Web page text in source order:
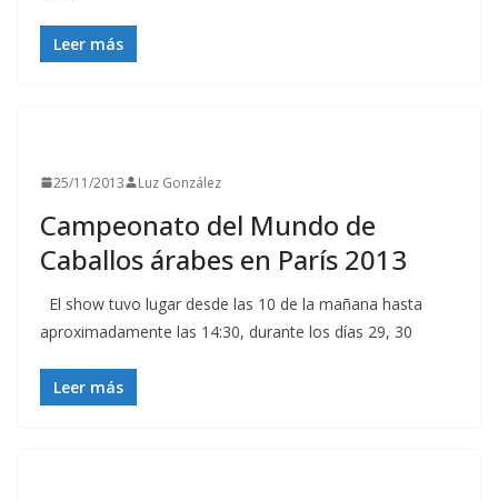
Leer más
25/11/2013 Luz González
Campeonato del Mundo de
Caballos árabes en París 2013
El show tuvo lugar desde las 10 de la mañana hasta
aproximadamente las 14:30, durante los días 29, 30
Leer más